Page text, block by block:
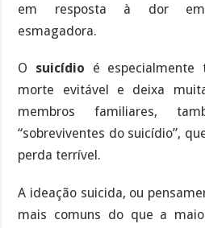
em resposta à dor
esmagadora.
O suicídio é
morte evitável e deixa
membros familiares,
“sobreviventes do suicídio”,
perda terrível.
A ideação suicida, ou
mais comuns do que a